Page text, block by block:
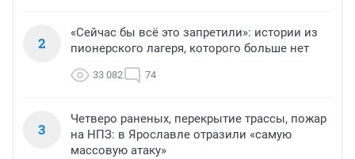
2
«Сейчас бы всё это запретили»: истории из
пионерского лагеря, которого больше нет
33 082 74
3
Четверо раненых, перекрытие трассы, пожар
на НПЗ: в Ярославле отразили «самую
массовую атаку»